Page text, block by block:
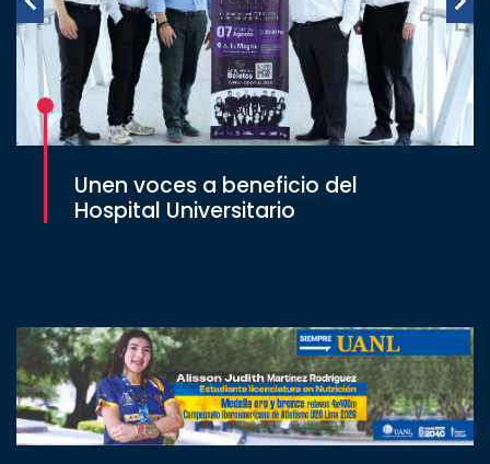
Unen voces a beneficio del
Hospital Universitario